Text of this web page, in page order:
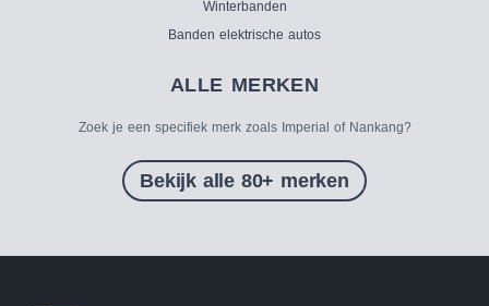
Winterbanden
Banden elektrische autos
ALLE MERKEN
Zoek je een specifiek merk zoals Imperial of Nankang?
Bekijk alle 80+ merken